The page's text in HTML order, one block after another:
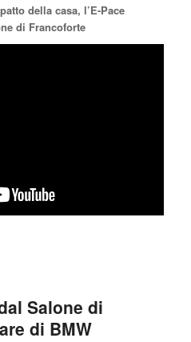
della casa, l’E-Pace
di Francoforte
Salone di
di BMW